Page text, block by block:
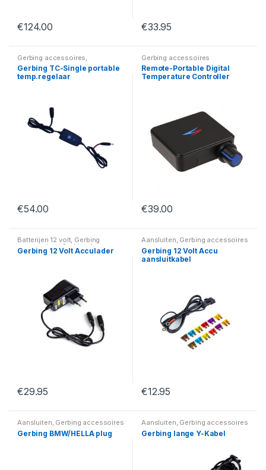
€124.00 €33.95
Gerbing accessoires
Temperatuurregelaars
Gerbing TC-Single portable
temp.regelaar
€54.00
Gerbing accessoires
Remote-Portable Digital
Temperature Controller
€39.00
Batterijen 12 volt, Gerbing
accessoires , Gerbing Accu
Packs
Gerbing 12 Volt Acculader
€29.95
Aansluiten, Gerbing accessoires
Gerbing 12 Volt Accu
aansluitkabel
€12.95
Aansluiten, Gerbing accessoires
Gerbing BMW/HELLA plug
Aansluiten, Gerbing accessoires
Gerbing lange Y-Kabel